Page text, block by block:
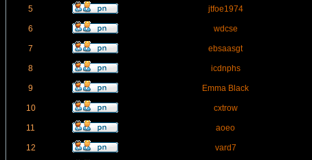
5 jtfoe1974
6 wdcse
7 ebsaasgt
8 icdnphs
9 Emma Black
10 cxtrow
11 aoeo
12 vard7